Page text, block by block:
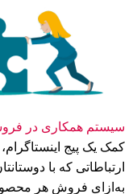
سیستم همکاری در
کمک یک پیج
ارتباطاتی که با
به‌ازای فروش هر